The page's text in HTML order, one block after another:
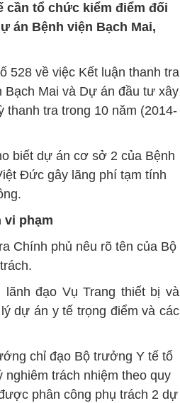
cần tổ chức kiểm điểm đối
án Bệnh viện Bạch Mai,
528 về việc Kết luận thanh tra
Mai và Dự án đầu tư xây
tra trong 10 năm (2014-
biết dự án cơ sở 2 của Bệnh
Đức gây lãng phí tạm tính
vi phạm
Chính phủ nêu rõ tên của Bộ
đạo Vụ Trang thiết bị và
dự án y tế trọng điểm và các
chỉ đạo Bộ trưởng Y tế tổ
trách nhiệm theo quy
phân công phụ trách 2 dự